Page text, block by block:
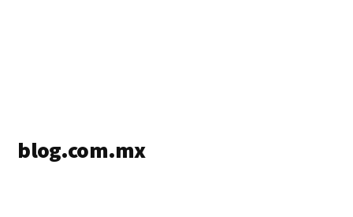
blog.com.mx